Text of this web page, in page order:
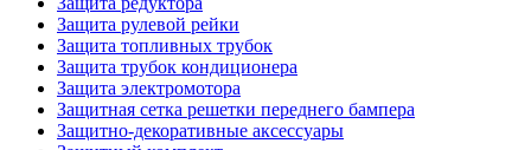
Защита рулевой рейки
Защита топливных трубок
Защита трубок кондиционера
Защита электромотора
Защитная сетка решетки переднего бампера
Защитно-декоративные аксессуары